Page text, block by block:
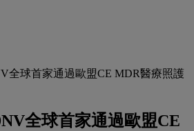
全球首家通過歐盟CE MDR醫療照護
全球首家通過歐盟CE